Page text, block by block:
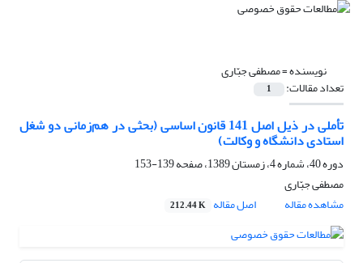
نویسنده =مصطفی جبّاری
تعداد مقالات: 1
تأملی در ذیل اصل 141 قانون اساسی (بحثی در هم‌زمانی دو شغل
استادی دانشگاه و وکالت)
دوره 40، شماره 4، زمستان 1389، صفحه
139-153
مصطفی جبّاری
مشاهده مقاله
اصل مقاله 212.44 K